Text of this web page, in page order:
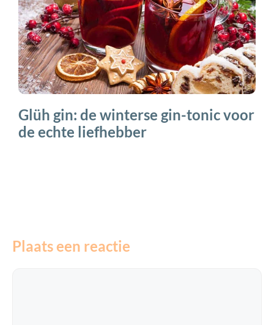
Glüh gin: de winterse gin-tonic voor
de echte liefhebber
Plaats een reactie